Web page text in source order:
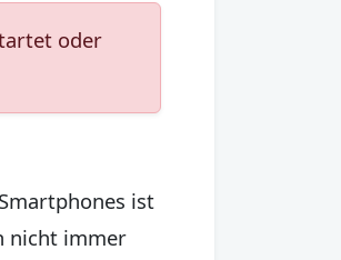
oder
ist
nicht immer